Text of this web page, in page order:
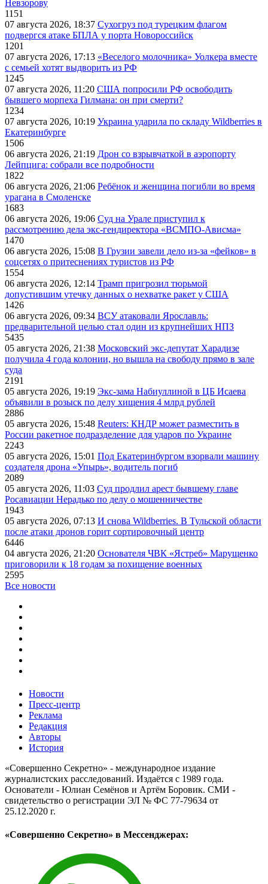
Невзорову
1151
07 августа 2026, 18:37 Сухогруз под турецким флагом
подвергся атаке БПЛА у порта Новороссийск
1201
07 августа 2026, 17:13 «Веселого молочника» Уолкера вместе
с семьей хотят выдворить из РФ
1245
07 августа 2026, 11:20 США попросили РФ освободить
бывшего морпеха Гилмана: он при смерти?
1234
07 августа 2026, 10:19 Украина ударила по складу Wildberries в
Екатеринбурге
1506
06 августа 2026, 21:19 Дрон со взрывчаткой в аэропорту
Лейпцига: собрали все подробности
1822
06 августа 2026, 21:06 Ребёнок и женщина погибли во время
урагана в Смоленске
1683
06 августа 2026, 19:06 Суд на Урале приступил к
рассмотрению дела экс-гендиректора «ВСМПО-Ависма»
1470
06 августа 2026, 15:08 В Грузии завели дело из-за «фейков» в
соцсетях о притеснениях туристов из РФ
1554
06 августа 2026, 12:14 Трамп пригрозил тюрьмой
допустившим утечку данных о нехватке ракет у США
1426
06 августа 2026, 09:34 ВСУ атаковали Ярославль:
предварительной целью стал один из крупнейших НПЗ
5435
05 августа 2026, 21:38 Московский экс-депутат Харадизе
получила 4 года колонии, но вышла на свободу прямо в зале
суда
2191
05 августа 2026, 19:19 Экс-зама Набиуллиной в ЦБ Исаева
объявили в розыск по делу хищения 4 млрд рублей
2886
05 августа 2026, 15:48 Reuters: КНДР может разместить в
России ракетное подразделение для ударов по Украине
2243
05 августа 2026, 15:01 Под Екатеринбургом взорвали машину
создателя дрона «Упырь», водитель погиб
2089
05 августа 2026, 11:03 Суд продлил арест бывшему главе
Росавиации Нерадько по делу о мошенничестве
1943
05 августа 2026, 07:13 И снова Wildberries. В Тульской области
после атаки дронов горит сортировочный центр
6446
04 августа 2026, 21:20 Основателя ЧВК «Ястреб» Марущенко
приговорили к 18 годам за похищение военных
2595
Все новости
Новости
Пресс-центр
Реклама
Редакция
Авторы
История
«Совершенно Секретно» - международное издание
журналистских расследований. Издаётся с 1989 года.
Основатели - Юлиан Семёнов и Артём Боровик. CМИ -
свидетельство о регистрации ЭЛ № ФС 77-79634 от
25.12.2020 г.
«Совершенно Секретно» в Мессенджерах: